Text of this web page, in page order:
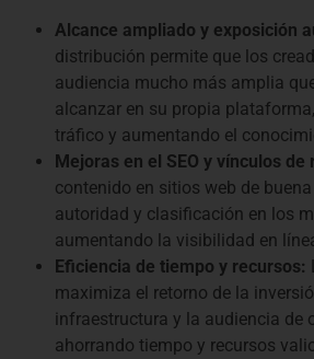
Alcance ampliado y exposición
distribución permite que los
audiencia mucho más amplia
alcanzar en su propia
tráfico y aumentando el
Mejoras en el SEO y vínculos de
contenido en sitios web de
autoridad y clasificación en los
aumentando la visibilidad en
Eficiencia de tiempo y recursos:
maximiza el retorno de la
infraestructura y la audiencia de
ahorrando tiempo y recursos